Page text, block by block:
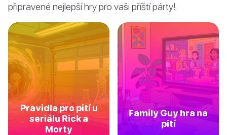
připravené nejlepší hry pro vaši příští párty!
Pravidla pro pití u
seriálu Rick a
Morty
Family Guy hra na
pití